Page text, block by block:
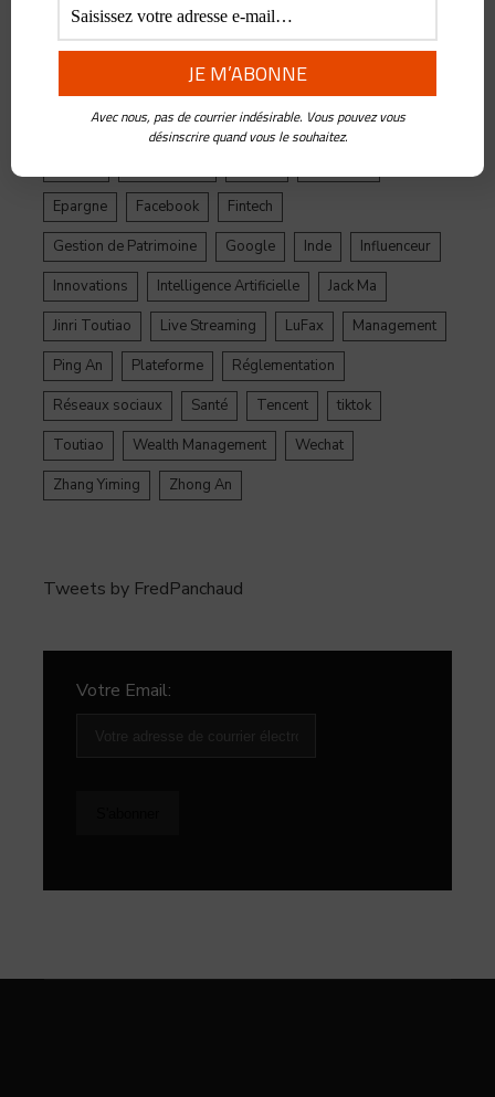
Alibaba Alihealth Alipay ant
Ant Group
Banque BATX
ByteDance
Chine credit crypto
Crypto Yuan
Epargne
Facebook
Fintech
Gestion de Patrimoine
Google Inde
Influenceur
Innovations
Intelligence Artificielle
Jack Ma
Jinri Toutiao
Live Streaming LuFax
Management
Ping An
Plateforme
Réglementation
Réseaux sociaux
Santé Tencent
tiktok
Toutiao
Wealth Management
Wechat
Zhang Yiming
Zhong An
Tweets by FredPanchaud
Votre Email:
Avec nous, pas de courrier indésirable. Vous pouvez vous
désinscrire quand vous le souhaitez.